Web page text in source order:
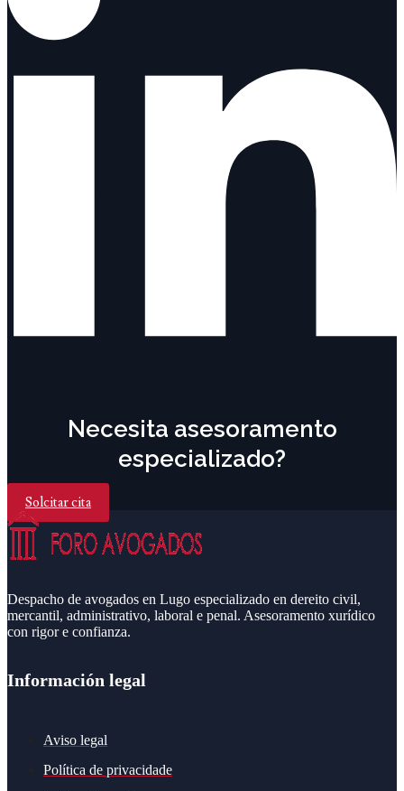
Necesita asesoramento
especializado?
Solcitar cita
Despacho de avogados en Lugo especializado en dereito civil,
mercantil, administrativo, laboral e penal. Asesoramento xurídico
con rigor e confianza.
Información legal
Aviso legal
Política de privacidade